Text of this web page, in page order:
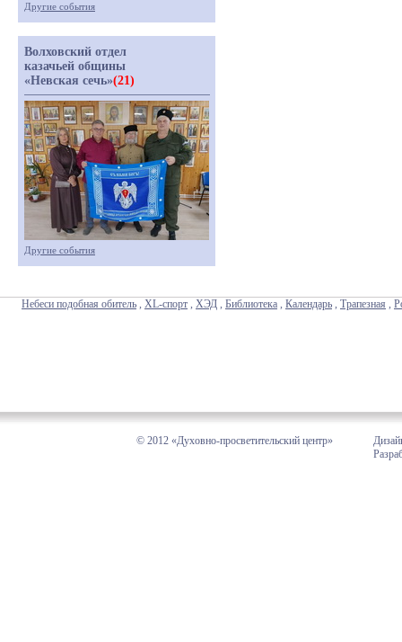
Другие события
Волховский отдел
казачьей общины
«Невская сечь»(21)
Другие события
Небеси подобная обитель , XL-спорт , ХЭД , Библиотека , Календарь , Трапезная ,
© 2012 «Духовно-просветительский центр»